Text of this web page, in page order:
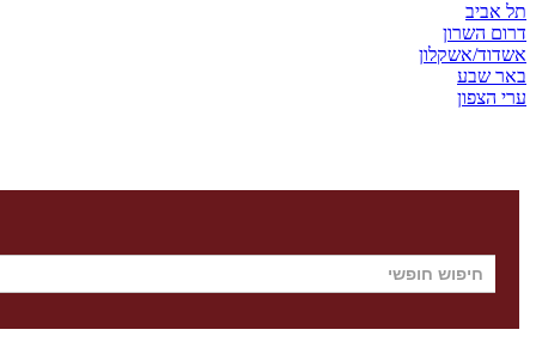
תל אביב
דרום השרון
אשדוד/אשקלון
באר שבע
ערי הצפון